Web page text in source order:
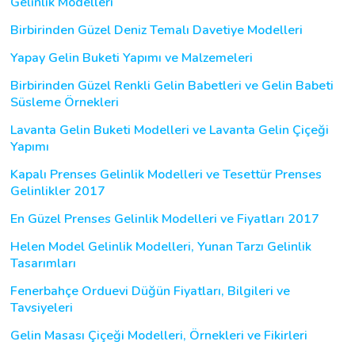
Birbirinden Güzel Deniz Temalı Davetiye Modelleri
Yapay Gelin Buketi Yapımı ve Malzemeleri
Birbirinden Güzel Renkli Gelin Babetleri ve Gelin Babeti
Süsleme Örnekleri
Lavanta Gelin Buketi Modelleri ve Lavanta Gelin Çiçeği
Yapımı
Kapalı Prenses Gelinlik Modelleri ve Tesettür Prenses
Gelinlikler 2017
En Güzel Prenses Gelinlik Modelleri ve Fiyatları 2017
Helen Model Gelinlik Modelleri, Yunan Tarzı Gelinlik
Tasarımları
Fenerbahçe Orduevi Düğün Fiyatları, Bilgileri ve
Tavsiyeleri
Gelin Masası Çiçeği Modelleri, Örnekleri ve Fikirleri